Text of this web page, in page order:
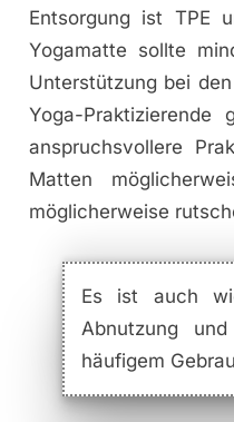
Entsorgung ist TPE
Yogamatte sollte
Unterstützung bei
Yoga-
anspruchsvollere
Matten
möglicherweise
Es ist auch
Abnutzung
häufigem